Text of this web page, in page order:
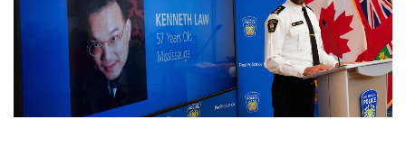
a
l